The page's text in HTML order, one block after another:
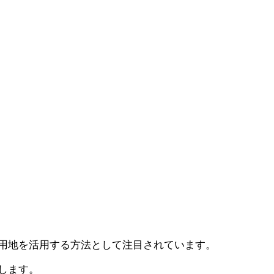
を活用する方法として注目されています。
ます。